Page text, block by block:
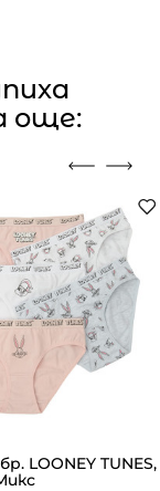
още:
LOONEY TUNES,